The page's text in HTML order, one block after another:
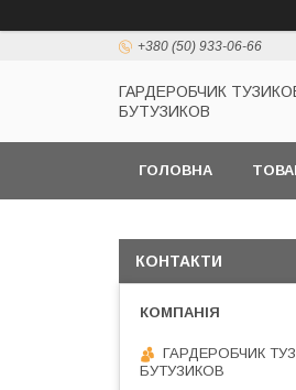
+380 (50) 933-06-66
ГАРДЕРОБЧИК
БУТУЗИКОВ
ГОЛОВНА
КОНТАКТИ
ГАРДЕРОБЧИК
БУТУЗИКОВ